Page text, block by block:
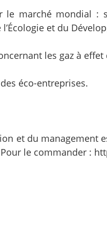
le marché mondial :
l’Écologie et du
les gaz à effet
éco-entreprises.
et du management
le commander :